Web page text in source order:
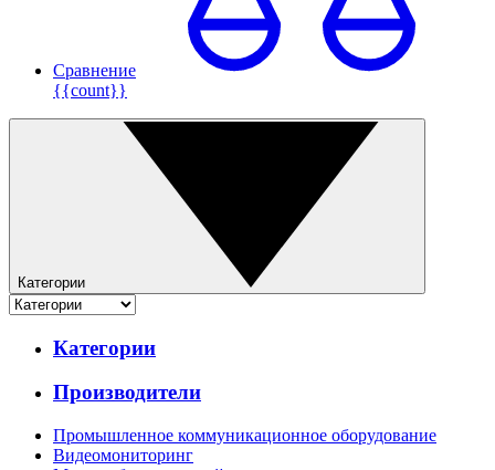
Сравнение
{{count}}
Категории
Категории
Производители
Промышленное коммуникационное оборудование
Видеомониторинг